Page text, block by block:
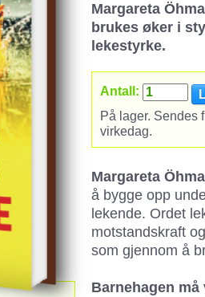
Margareta
brukes øker i
lekestyrke.
Antall:
På lager. Sendes
virkedag.
Margareta
å bygge opp
lekende. Ordet
motstandskraft
som gjennom å
Barnehagen